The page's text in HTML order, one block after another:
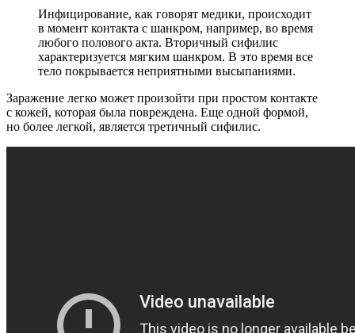
Инфицирование, как говорят медики, происходит
в момент контакта с шанкром, например, во время
любого полового акта. Вторичный сифилис
характеризуется мягким шанкром. В это время все
тело покрывается неприятными высыпаниями.
Заражение легко может произойти при простом контакте
с кожей, которая была повреждена. Еще одной формой,
но более легкой, является третичный сифилис.